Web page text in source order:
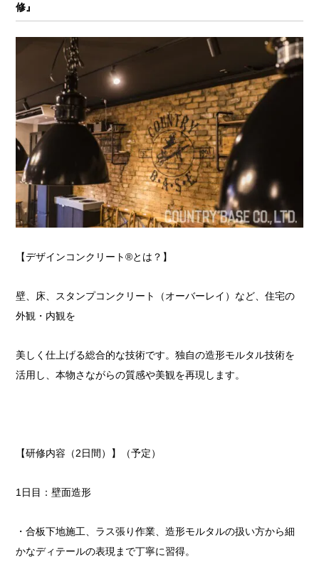
修』
【デザインコンクリート®とは？】
壁、床、スタンプコンクリート（オーバーレイ）など、住宅の
外観・内観を
美しく仕上げる総合的な技術です。独自の造形モルタル技術を
活用し、本物さながらの質感や美観を再現します。
【研修内容（2日間）】（予定）
1日目：壁面造形
・合板下地施工、ラス張り作業、造形モルタルの扱い方から細
かなディテールの表現まで丁寧に習得。